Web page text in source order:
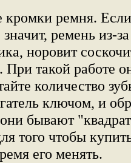
кромки ремня.
ремень из-
норовит
При такой работе
количество
ключом, и
бывают
того чтобы
его менять.